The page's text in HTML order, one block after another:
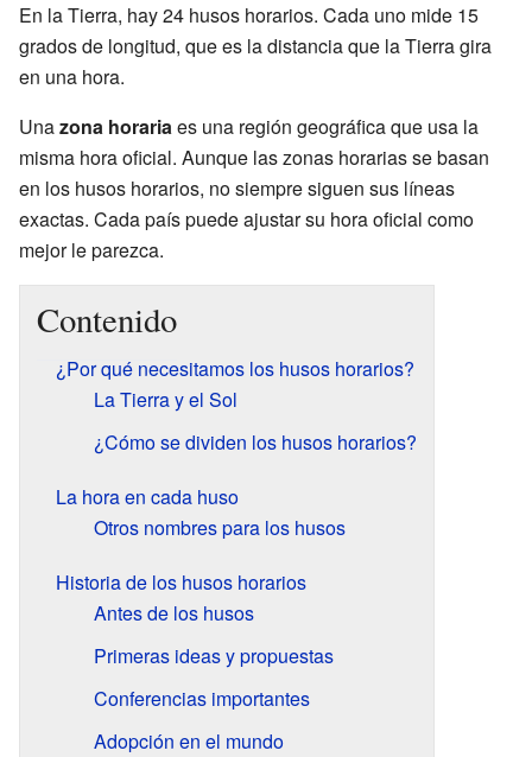
En la Tierra, hay 24 husos horarios. Cada uno mide 15
grados de longitud, que es la distancia que la Tierra gira
en una hora.
Unazona horariaes una región geográfica que usa la
misma hora oficial. Aunque las zonas horarias se basan
en los husos horarios, no siempre siguen sus líneas
exactas. Cada país puede ajustar su hora oficial como
mejor le parezca.
Contenido
¿Por qué necesitamos los husos horarios?
La Tierra y el Sol
¿Cómo se dividen los husos horarios?
La hora en cada huso
Otros nombres para los husos
Historia de los husos horarios
Antes de los husos
Primeras ideas y propuestas
Conferencias importantes
Adopción en el mundo